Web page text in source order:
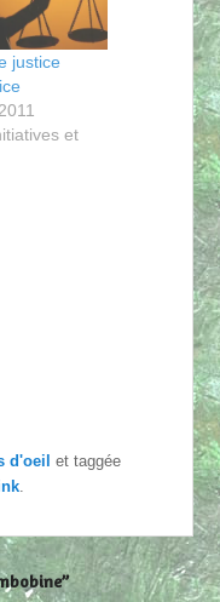
justice
et
d'oeil et taggée